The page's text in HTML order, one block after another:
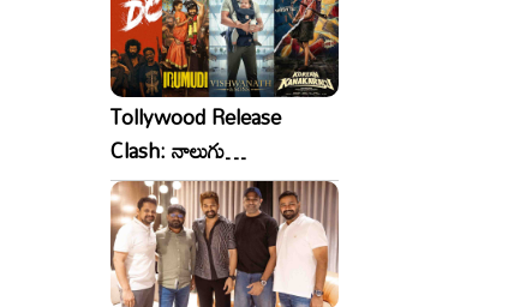
Tollywood Release
Clash: నాలుగు
సినిమాలు..ఒకేసారి..ఎందుకో?